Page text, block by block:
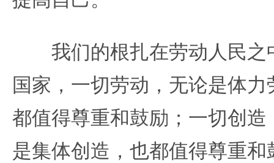
我们的根扎在劳动人民之
国家，一切劳动，无论是体
都值得尊重和鼓励；一切创
是集体创造，也都值得尊重